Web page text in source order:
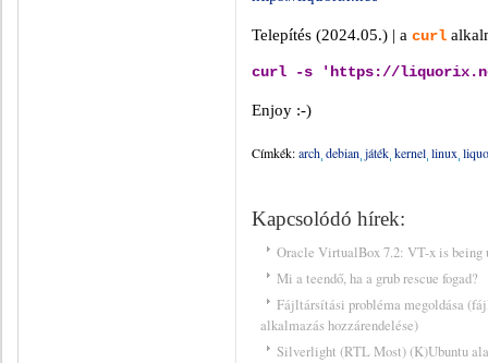
Telepítés (2024.05.) | a curl
curl -s 'https://
Enjoy :-)
Címkék:arch debian játék kernel linux
Kapcsolódó hírek:
Oracle VirtualBox 7.2: VT-x is being
Mi a teendő, ha a grub rescue fogad?
Fájltársítási probléma megoldása
alkalmazás hozzárendelése)
Silverlight (RTL Most) (K)Ubuntu